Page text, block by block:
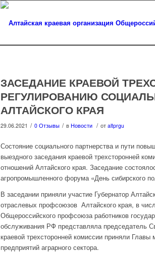
ЗАСЕДАНИЕ КРАЕВОЙ
РЕГУЛИРОВАНИЮ
АЛТАЙСКОГО КРАЯ
29.06.2021 / 0 Отзывы / в Новости / от altprgu
Состояние социального партнерства и пути
выездного заседания краевой трехсторонней
отношений Алтайского края. Заседание
агропромышленного форума «День сибирского
В заседании приняли участие Губернатор
отраслевых профсоюзов Алтайского края, в
Общероссийского профсоюза работников
обслуживания РФ представляла председатель
краевой трехсторонней комиссии приняли
предприятий аграрного сектора.